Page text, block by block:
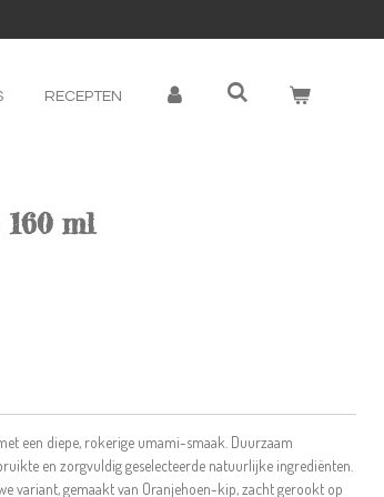
RECEPTEN
160 ml
een diepe, rokerige umami-smaak. Duurzaam
en zorgvuldig geselecteerde natuurlijke ingrediënten.
variant, gemaakt van Oranjehoen-kip, zacht gerookt op